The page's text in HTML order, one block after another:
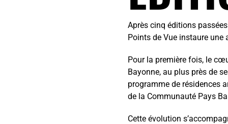
Après cinq éditions
Points de Vue instaure une
Pour la première fois, le
Bayonne, au plus près de
programme de résidences
de la Communauté Pays
Cette évolution